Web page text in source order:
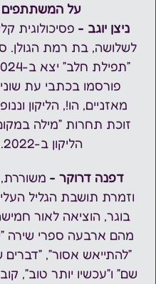
על המשתתפים
ניצן יוגב - פסיכולוגית
לשלושה, בת רמת הגולן.
״תפילת חלב
פורסמו בכתבי עת
מאזניים, הו!, הליקון
זוכת תחרות ״מילה
הליקון ב-2022.
דפנה דרוקר -
וזמרת תושבת הגליל
בוגר, הוציאה לאור
מהם ארבעה ספרי שירה
״להתייאש אסור״, ״דברים
שם״ ו״עכשיו יותר טוב״,